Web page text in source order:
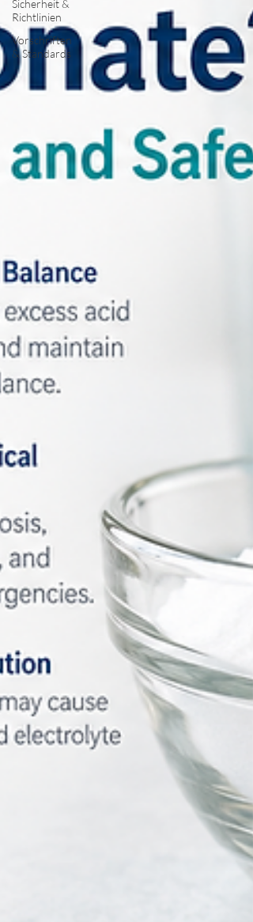
Sicherheit &
Richtlinien
Vorschriften
& Standards